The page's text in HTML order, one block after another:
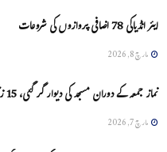
ایئر انڈیاکی 78 اضافی پروازوں کی شروعات
مارچ 8, 2026
نماز جمعہ کے دوران مسجد کی دیوار گر گئی، 15 زخمی
مارچ 7, 2026